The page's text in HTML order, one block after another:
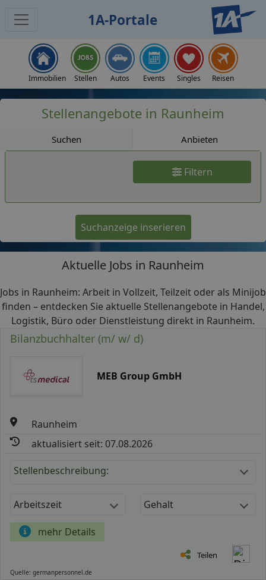
1A-Portale
Immobilien Stellen Autos Events Singles Reisen
Stellenangebote in Raunheim
Suchen Anbieten
Filtern
Suchanzeige inserieren
Aktuelle Jobs in Raunheim
Jobs in Raunheim: Arbeit in Vollzeit, Teilzeit oder als Minijob
finden – entdecken Sie aktuelle Stellenangebote in Handel,
Logistik, Büro oder Dienstleistung direkt in Raunheim.
Bilanzbuchhalter (m/ w/ d)
MEB Group GmbH
Raunheim
aktualisiert seit: 07.08.2026
Stellenbeschreibung:
Arbeitszeit Gehalt
mehr Details
Teilen
Quelle: germanpersonnel.de